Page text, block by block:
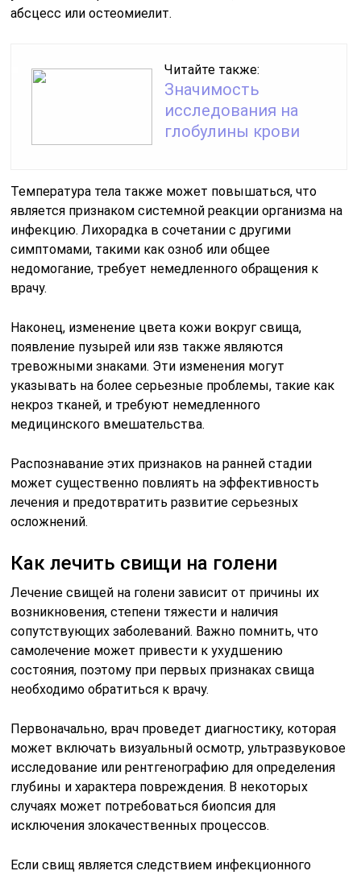
абсцесс или остеомиелит.
Читайте также:
Значимость
исследования на
глобулины крови
Температура тела также может повышаться, что
является признаком системной реакции организма на
инфекцию. Лихорадка в сочетании с другими
симптомами, такими как озноб или общее
недомогание, требует немедленного обращения к
врачу.
Наконец, изменение цвета кожи вокруг свища,
появление пузырей или язв также являются
тревожными знаками. Эти изменения могут
указывать на более серьезные проблемы, такие как
некроз тканей, и требуют немедленного
медицинского вмешательства.
Распознавание этих признаков на ранней стадии
может существенно повлиять на эффективность
лечения и предотвратить развитие серьезных
осложнений.
Как лечить свищи на голени
Лечение свищей на голени зависит от причины их
возникновения, степени тяжести и наличия
сопутствующих заболеваний. Важно помнить, что
самолечение может привести к ухудшению
состояния, поэтому при первых признаках свища
необходимо обратиться к врачу.
Первоначально, врач проведет диагностику, которая
может включать визуальный осмотр, ультразвуковое
исследование или рентгенографию для определения
глубины и характера повреждения. В некоторых
случаях может потребоваться биопсия для
исключения злокачественных процессов.
Если свищ является следствием инфекционного